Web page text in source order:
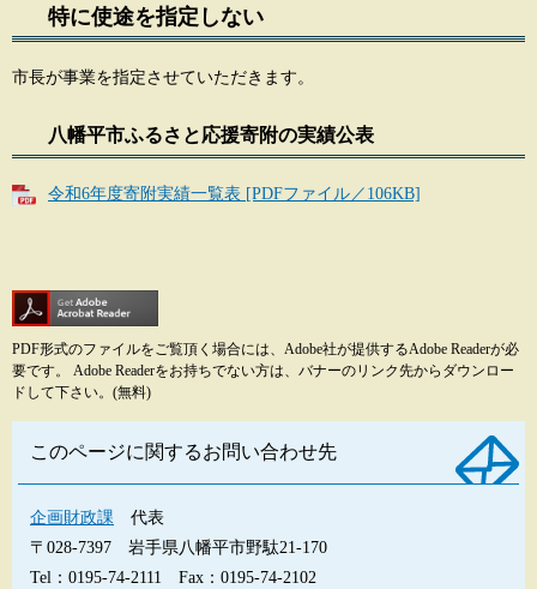
特に使途を指定しない
市長が事業を指定させていただきます。
八幡平市ふるさと応援寄附の実績公表
令和6年度寄附実績一覧表 [PDFファイル／106KB]
PDF形式のファイルをご覧頂く場合には、Adobe社が提供するAdobe Readerが必
要です。
Adobe Readerをお持ちでない方は、バナーのリンク先からダウンロー
ドして下さい。(無料)
このページに関するお問い合わせ先
企画財政課
代表
〒028-7397
岩手県八幡平市野駄21-170
Tel：0195-74-2111
Fax：0195-74-2102